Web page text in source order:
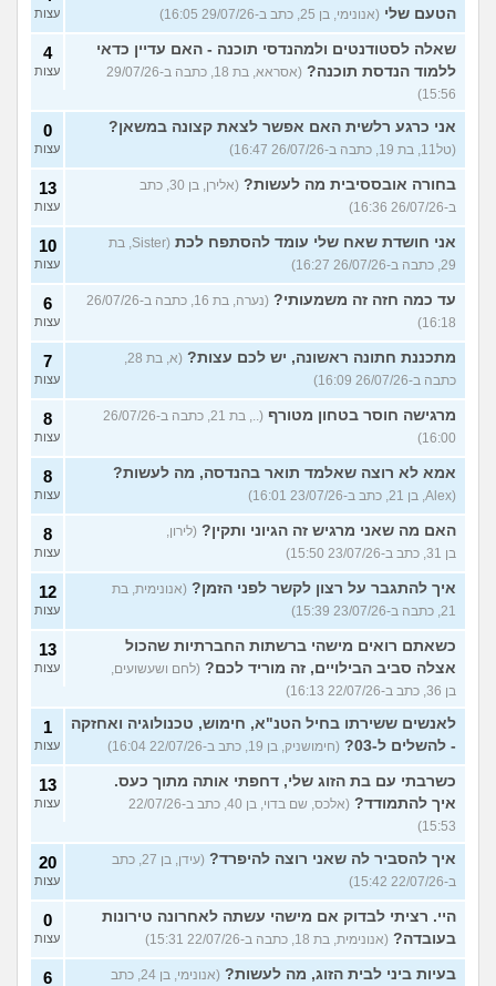
הטעם שלי (אנונימי, בן 25, כתב ב-29/07/26 16:05) עצות
שאלה לסטודנטים ולמהנדסי תוכנה - האם עדיין כדאי
ללמוד הנדסת תוכנה?
(אסראא, בת 18, כתבה ב-29/07/26
15:56)
4
עצות
אני כרגע רלשית האם אפשר לצאת קצונה במשאן?
(טל11, בת 19, כתבה ב-26/07/26 16:47)
0
עצות
בחורה אובססיבית מה לעשות?
(אלירן, בן 30, כתב
ב-26/07/26 16:36)
13
עצות
אני חושדת שאח שלי עומד להסתפח לכת
(Sister, בת
29, כתבה ב-26/07/26 16:27)
10
עצות
עד כמה חזה זה משמעותי?
(נערה, בת 16, כתבה ב-26/07/26
16:18)
6
עצות
מתכננת חתונה ראשונה, יש לכם עצות?
כתבה ב-26/07/26 16:09)
7
עצות
מרגישה חוסר בטחון מטורף
(.., בת 21, כתבה ב-26/07/26
16:00)
8
עצות
אמא לא רוצה שאלמד תואר בהנדסה, מה לעשות?
(Alex, בן 21, כתב ב-23/07/26 16:01)
8
עצות
האם מה שאני מרגיש זה הגיוני ותקין? (לירון,
בן 31, כתב ב-23/07/26 15:50)
8
עצות
איך להתגבר על רצון לקשר לפני הזמן? (אנונימית, בת
21, כתבה ב-23/07/26 15:39)
12
עצות
כשאתם רואים מישהי ברשתות החברתיות שהכול
אצלה סביב הבילויים, זה מוריד לכם? (לחם ושעשועים,
בן 36, כתב ב-22/07/26 16:13)
13
עצות
לאנשים ששירתו בחיל הטנ"א, חימוש, טכנולוגיה ואחזקה
- להשלים ל-03?
(חימושניק, בן 19, כתב ב-22/07/26 16:04)
1
עצות
כשרבתי עם בת הזוג שלי, דחפתי אותה מתוך כעס.
איך להתמודד?
(אלכס, שם בדוי, בן 40, כתב ב-22/07/26
15:53)
13
עצות
איך להסביר לה שאני רוצה להיפרד?
(עידן, בן 27, כתב
ב-22/07/26 15:42)
20
עצות
היי. רציתי לבדוק אם מישהי עשתה לאחרונה טירונות
בעובדה? (אנונימית, בת 18, כתבה ב-22/07/26 15:31)
0
עצות
בעיות ביני לבית הזוג, מה לעשות?
(אנונימי, בן 24, כתב
6